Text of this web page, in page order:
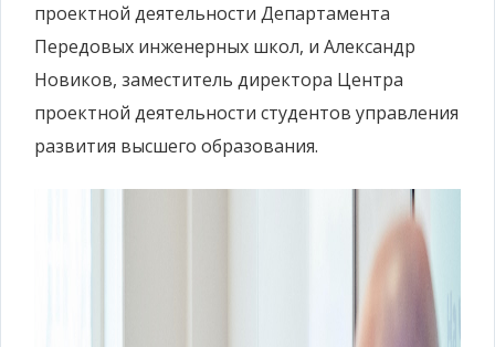
проектной деятельности Департамента
Передовых инженерных школ, и Александр
Новиков, заместитель директора Центра
проектной деятельности студентов управления
развития высшего образования.